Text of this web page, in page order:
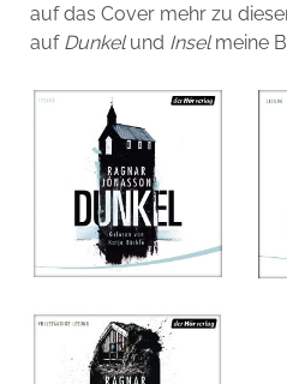
auf das Cover mehr zu
auf Dunkelund Inselmeine